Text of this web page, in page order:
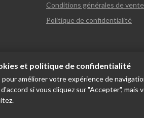
Politique de confidentialité
Conditions générales de vente
et politique de confidentialité
améliorer votre expérience de
si vous cliquez sur "Accepter", mais